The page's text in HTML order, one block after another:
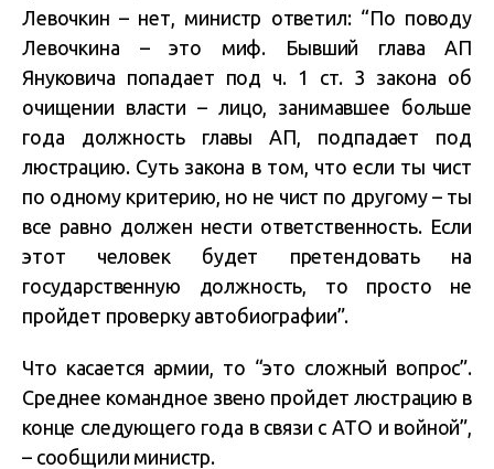
Левочкин – нет, министр ответил: “По поводу
Левочкина – это миф. Бывший глава АП
Януковича попадает под ч. 1 ст. 3 закона об
очищении власти – лицо, занимавшее больше
года должность главы АП, подпадает под
люстрацию. Суть закона в том, что если ты чист
по одному критерию, но не чист по другому – ты
все равно должен нести ответственность. Если
этот человек будет претендовать на
государственную должность, то просто не
пройдет проверку автобиографии”.
Что касается армии, то “это сложный вопрос”.
Среднее командное звено пройдет люстрацию в
конце следующего года в связи с АТО и войной”,
– сообщили министр.